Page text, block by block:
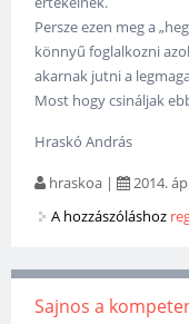
Persze ezen meg a
könnyű foglalkozni
akarnak jutni a
Most hogy csináljak
Hraskó András
hraskoa | 2014.
A hozzászóláshoz
Sajnos a